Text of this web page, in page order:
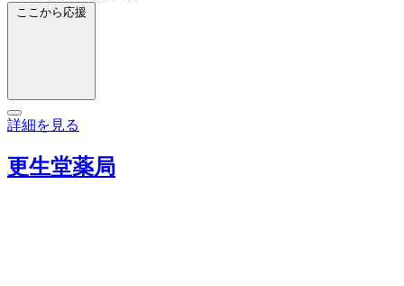
ここから応援
詳細を見る
更生堂薬局